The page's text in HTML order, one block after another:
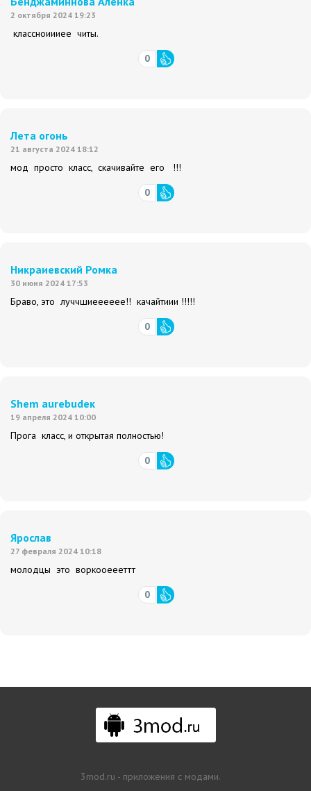
2 октября 2024 19:23
классноиииее читы.
0
Лета огонь
21 августа 2024 18:12
мод просто класс, скачивайте его !!!
0
Никраиевский Ромка
30 июня 2024 17:53
Браво, это луччшиееееее!! качайтиии !!!!!
0
Shem aurebudeк
19 апреля 2024 10:00
Прога класс, и открытая полностью!
0
Ярослав
27 февраля 2024 10:18
молодцы это воркооеееттт
0
3mod.ru - приложения с модами.